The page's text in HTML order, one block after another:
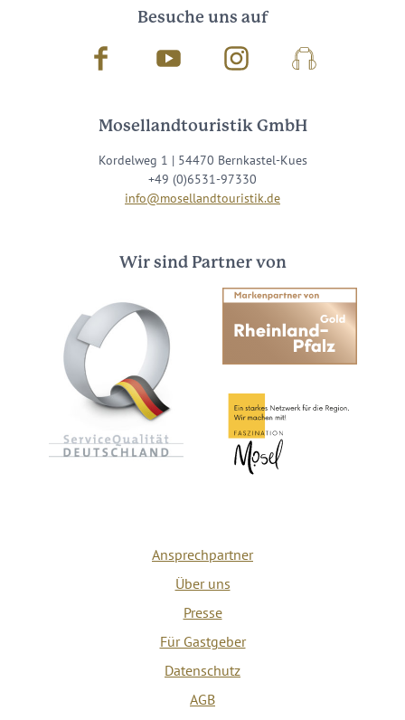
Besuche uns auf
Facebook Youtube InstagramPodcast
Mosellandtouristik GmbH
Kordelweg 1 | 54470 Bernkastel-Kues
+49 (0)6531-97330
info@mosellandtouristik.de
Wir sind Partner von
Ansprechpartner
Über uns
Presse
Für Gastgeber
Datenschutz
AGB